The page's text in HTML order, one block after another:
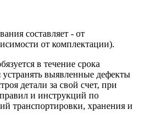
составляет - от
от комплектации).
в течение срока
выявленные дефекты
детали за свой счет, при
и инструкций по
транспортировки, хранения и